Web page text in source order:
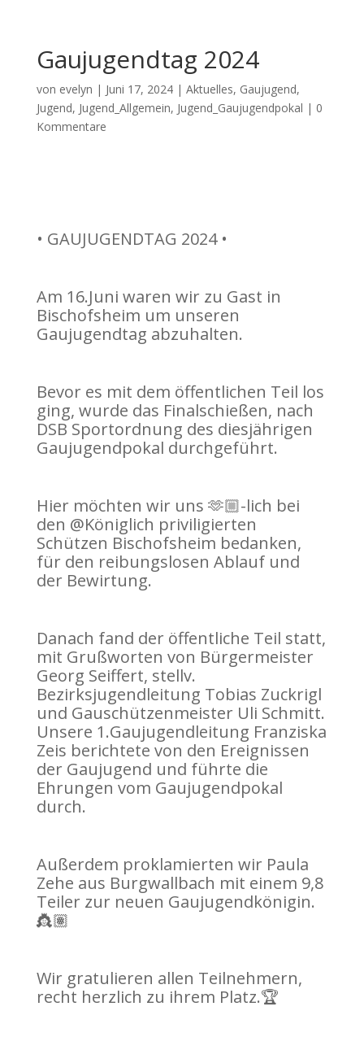
Gaujugendtag 2024
von evelyn | Juni 17, 2024| Aktuelles, Gaujugend,
Jugend, Jugend_Allgemein, Jugend_Gaujugendpokal | 0
Kommentare
• GAUJUGENDTAG 2024 •
Am 16.Juni waren wir zu Gast in
Bischofsheim um unseren
Gaujugendtag abzuhalten.
Bevor es mit dem öffentlichen Teil los
ging, wurde das Finalschießen, nach
DSB Sportordnung des diesjährigen
Gaujugendpokal durchgeführt.
Hier möchten wir uns 🫶🏼-lich bei
den @Königlich priviligierten
Schützen Bischofsheim bedanken,
für den reibungslosen Ablauf und
der Bewirtung.
Danach fand der öffentliche Teil statt,
mit Grußworten von Bürgermeister
Georg Seiffert, stellv.
Bezirksjugendleitung Tobias Zuckrigl
und Gauschützenmeister Uli Schmitt.
Unsere 1.Gaujugendleitung Franziska
Zeis berichtete von den Ereignissen
der Gaujugend und führte die
Ehrungen vom Gaujugendpokal
durch.
Außerdem proklamierten wir Paula
Zehe aus Burgwallbach mit einem 9,8
Teiler zur neuen Gaujugendkönigin.
👸🏽
Wir gratulieren allen Teilnehmern,
recht herzlich zu ihrem Platz.🏆